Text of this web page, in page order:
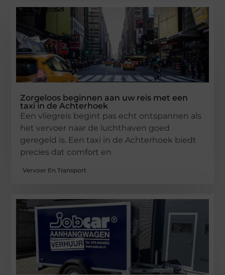
Zorgeloos beginnen aan uw reis met een
taxi in de Achterhoek
Een vliegreis begint pas echt ontspannen als
het vervoer naar de luchthaven goed
geregeld is. Een taxi in de Achterhoek biedt
precies dat comfort en
Vervoer En Transport